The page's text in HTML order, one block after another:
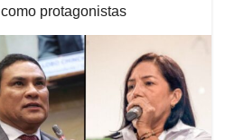
protagonistas